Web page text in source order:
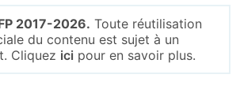
2017-2026. Toute réutilisation
du contenu est sujet à un
Cliquez ici pour en savoir plus.